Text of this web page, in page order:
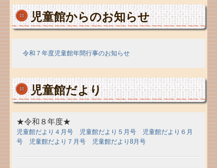
児童館からのお知らせ
令和７年度児童館年間行事のお知らせ
児童館だより
★令和８年度★
児童館だより４月号 児童館だより５月号
児童館だより６月
号
児童館だより７月号 児童館だより8月号